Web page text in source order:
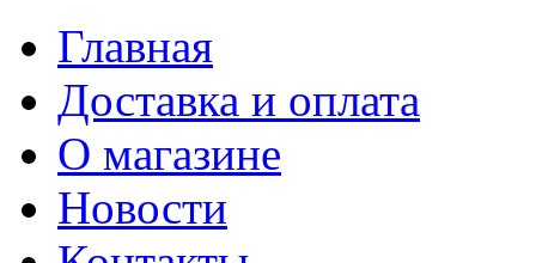
Главная
Доставка и оплата
О магазине
Новости